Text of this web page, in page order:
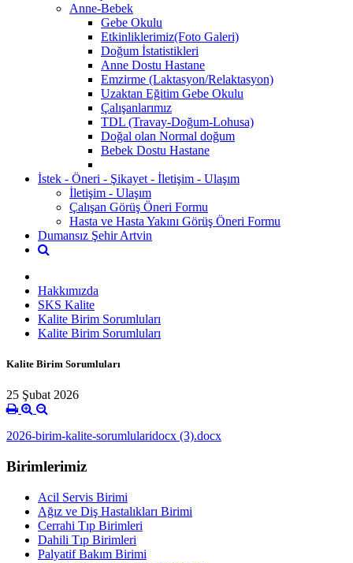
Anne-Bebek
Gebe Okulu
Etkinliklerimiz(Foto Galeri)
Doğum İstatistikleri
Anne Dostu Hastane
Emzirme (Laktasyon/Relaktasyon)
Uzaktan Eğitim Gebe Okulu
Çalışanlarımız
TDL (Travay-Doğum-Lohusa)
Doğal olan Normal doğum
Bebek Dostu Hastane
İstek - Öneri - Şikayet - İletişim - Ulaşım
İletişim - Ulaşım
Çalışan Görüş Öneri Formu
Hasta ve Hasta Yakını Görüş Öneri Formu
Dumansız Şehir Artvin
Hakkımızda
SKS Kalite
Kalite Birim Sorumluları
Kalite Birim Sorumluları
Kalite Birim Sorumluları
25 Şubat 2026
2026-birim-kalite-sorumlularidocx (3).docx
Birimlerimiz
Acil Servis Birimi
Ağız ve Diş Hastalıkları Birimi
Cerrahi Tıp Birimleri
Dahili Tıp Birimleri
Palyatif Bakım Birimi